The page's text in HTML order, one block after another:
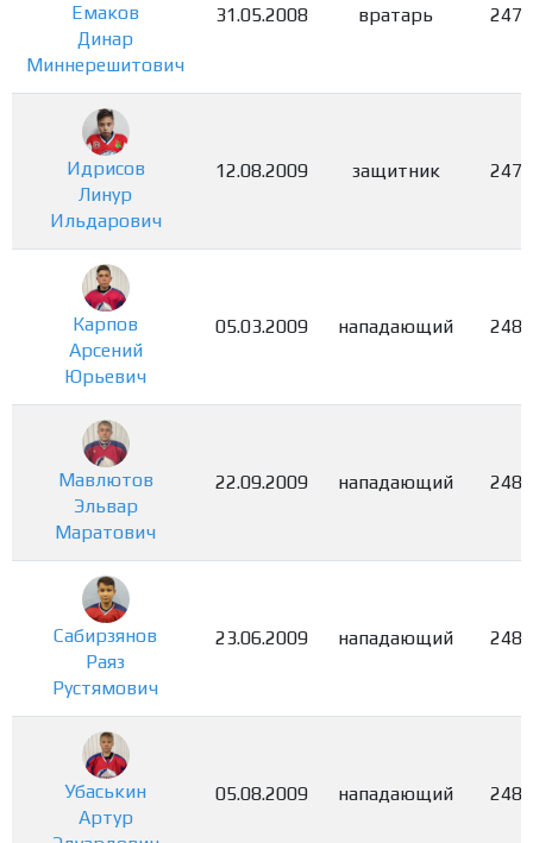
Емаков
Динар
Миннерешитович
31.05.2008 вратарь 2478
Идрисов
Линур
Ильдарович
12.08.2009 защитник 2479
Карпов
Арсений
Юрьевич
05.03.2009 нападающий 2480
Мавлютов
Эльвар
Маратович
22.09.2009 нападающий 2481
Сабирзянов
Раяз
Рустямович
23.06.2009 нападающий 2482
Убаськин
Артур
05.08.2009 нападающий 2483